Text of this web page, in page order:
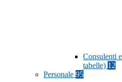
Consulenti
tabelle) 12
Personale 95